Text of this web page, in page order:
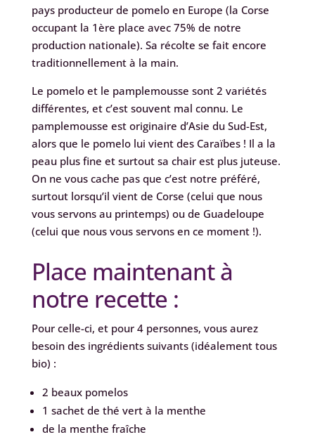
pays producteur de pomelo en Europe (la Corse
occupant la 1ère place avec 75% de notre
production nationale). Sa récolte se fait encore
traditionnellement à la main.
Le pomelo et le pamplemousse sont 2 variétés
différentes, et c’est souvent mal connu. Le
pamplemousse est originaire d’Asie du Sud-Est,
alors que le pomelo lui vient des Caraïbes ! Il a la
peau plus fine et surtout sa chair est plus juteuse.
On ne vous cache pas que c’est notre préféré,
surtout lorsqu’il vient de Corse (celui que nous
vous servons au printemps) ou de Guadeloupe
(celui que nous vous servons en ce moment !).
Place maintenant à
notre recette :
Pour celle-ci, et pour 4 personnes, vous aurez
besoin des ingrédients suivants (idéalement tous
bio) :
2 beaux pomelos
1 sachet de thé vert à la menthe
de la menthe fraîche